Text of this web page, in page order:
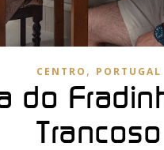
CENTRO , PORTUGAL
do
Trancoso